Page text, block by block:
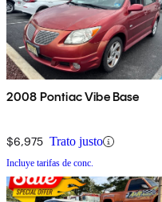
2008 Pontiac Vibe Base
$6,975 Trato justo
Incluye tarifas de conc.